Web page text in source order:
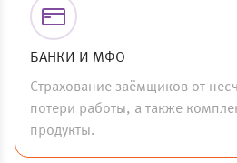
БАНКИ И МФО
Страхование заёмщиков от
потери работы, а также
продукты.